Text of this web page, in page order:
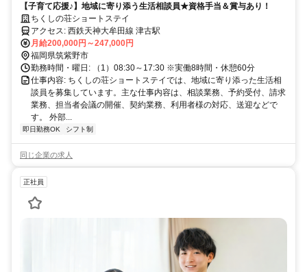
【子育て応援♪】地域に寄り添う生活相談員★資格手当＆賞与あり！
ちくしの荘ショートステイ
アクセス: 西鉄天神大牟田線 津古駅
月給200,000円～247,000円
福岡県筑紫野市
勤務時間・曜日: （1）08:30～17:30 ※実働8時間・休憩60分
仕事内容: ちくしの荘ショートステイでは、地域に寄り添った生活相
談員を募集しています。主な仕事内容は、相談業務、予約受付、請求
業務、担当者会議の開催、契約業務、利用者様の対応、送迎などで
す。 外部...
即日勤務OK シフト制
同じ企業の求人
正社員